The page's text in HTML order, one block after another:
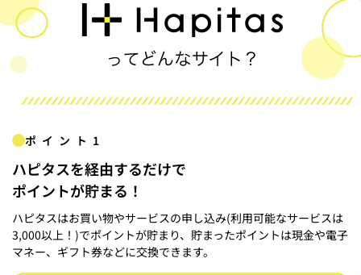
ポイント1
ハピタスを経由するだけで
ポイントが貯まる！
ハピタスはお買い物やサービスの申し込み(利用可能なサービスは
3,000以上！)でポイントが貯まり、貯まったポイントは現金や電子
マネー、ギフト券などに交換できます。